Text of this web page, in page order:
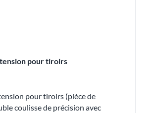
pour tiroirs
pour tiroirs (pièce de
coulisse de précision avec